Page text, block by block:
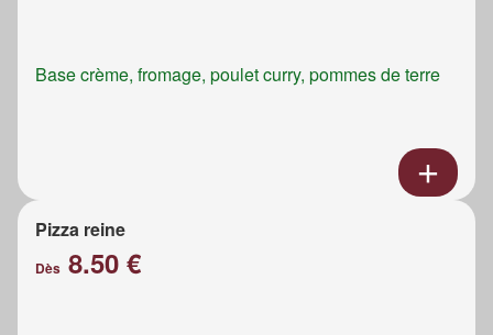
Base crème, fromage, poulet curry, pommes de terre
Pizza reine
Dès 8.50 €